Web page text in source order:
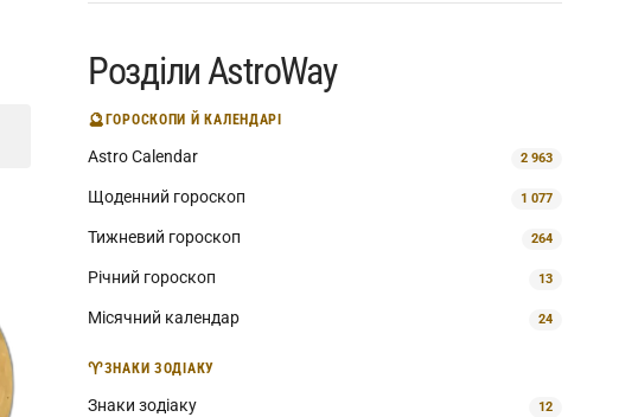
Розділи AstroWay
🔮ГОРОСКОПИ Й КАЛЕНДАРІ
Astro Calendar 2 963
Щоденний гороскоп 1 077
Тижневий гороскоп 264
Річний гороскоп 13
Місячний календар 24
♈ЗНАКИ ЗОДІАКУ
Знаки зодіаку 12